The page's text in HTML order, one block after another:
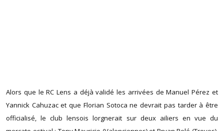
Alors que le RC Lens a déjà validé les arrivées de Manuel Pérez et
Yannick Cahuzac et que Florian Sotoca ne devrait pas tarder à être
officialisé, le club lensois lorgnerait sur deux ailiers en vue du